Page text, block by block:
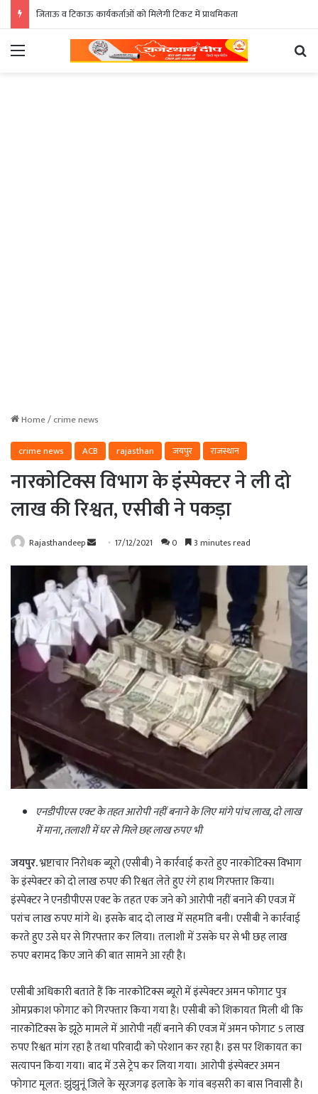
जिताऊ व टिकाऊ कार्यकर्ताओं को मिलेगी टिकट में प्राथमिकता
Menu
Home/crime news
crime news
ACB rajasthan जयपुर राजस्थान
नारकोटिक्स विभाग के इंस्पेक्टर ने ली दो
लाख की रिश्वत, एसीबी ने पकड़ा
Rajasthandeep
Send
email
17/12/2021 0 3 minutes read
एनडीपीएस एक्ट के तहत आरोपी नहीं बनाने के लिए मांगे पांच लाख, दो लाख
में माना, तलाशी में घर से मिले छह लाख रुपए भी
जयपुर.भ्रष्टाचार निरोधक ब्यूरो (एसीबी) ने कार्रवाई करते हुए नारकोटिक्स विभाग
के इंस्पेक्टर को दो लाख रुपए की रिश्वत लेते हुए रंगे हाथ गिरफ्तार किया।
इंस्पेक्टर ने एनडीपीएस एक्ट के तहत एक जने को आरोपी नहीं बनाने की एवज में
परांच लाख रुपए मांगे थे। इसके बाद दो लाख में सहमति बनी। एसीबी ने कार्रवाई
करते हुए उसे घर से गिरफ्तार कर लिया। तलाशी में उसके घर से भी छह लाख
रुपए बरामद किए जाने की बात सामने आ रही है।
एसीबी अधिकारी बताते हैं कि नारकोटिक्स ब्यूरो में इंस्पेक्टर अमन फोगाट पुत्र
ओमप्रकाश फोगाट को गिरफ्तार किया गया है। एसीबी को शिकायत मिली थी कि
नारकोटिक्स के झूठे मामले में आरोपी नहीं बनाने की एवज में अमन फोगाट 5 लाख
रुपए रिश्वत मांग रहा है तथा परिवादी को परेशान कर रहा है। इस पर शिकायत का
सत्यापन किया गया। बाद में उसे ट्रेप कर लिया गया। आरोपी इंस्पेक्टर अमन
फोगाट मूलत: झुंझुनूं जिले के सूरजगढ़ इलाके के गांव बड़सरी का बास निवासी है।